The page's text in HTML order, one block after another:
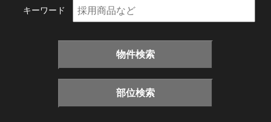
キーワード
物件検索
部位検索